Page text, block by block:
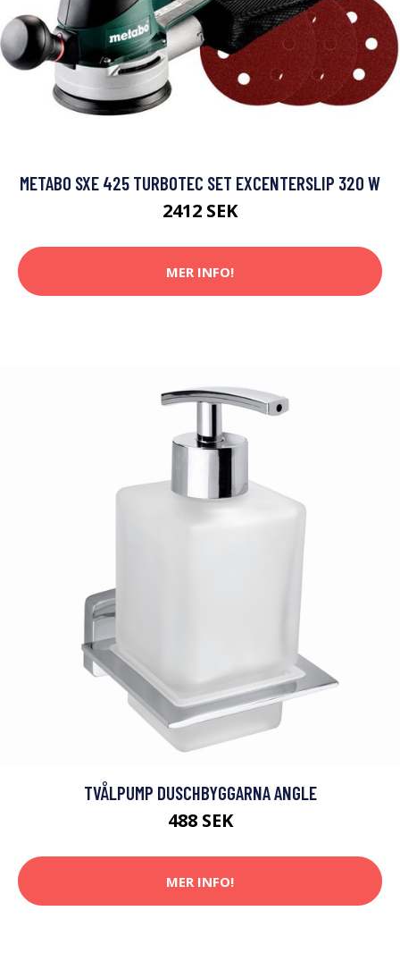
METABO SXE 425 TURBOTEC SET EXCENTERSLIP 320 W
2412 SEK
MER INFO!
TVÅLPUMP DUSCHBYGGARNA ANGLE
488 SEK
MER INFO!